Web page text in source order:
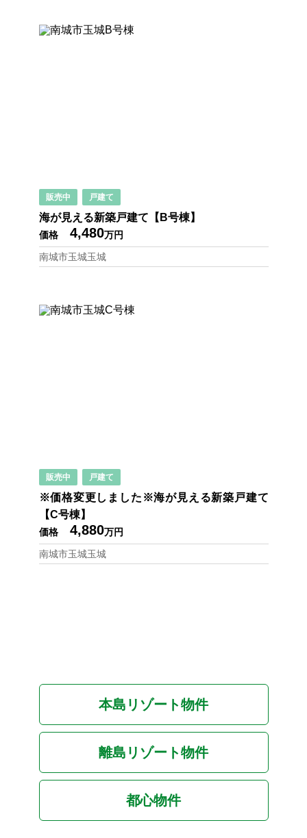
販売中 戸建て
海が見える新築戸建て【B号棟】
価格 4,480万円
南城市玉城玉城
販売中 戸建て
※価格変更しました※海が見える新築戸建て
【C号棟】
価格 4,880万円
南城市玉城玉城
本島リゾート物件
離島リゾート物件
都心物件